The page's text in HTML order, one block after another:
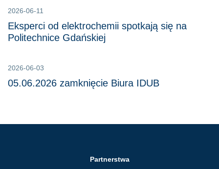
2026-06-11
Eksperci od elektrochemii spotkają się na
Politechnice Gdańskiej
2026-06-03
05.06.2026 zamknięcie Biura IDUB
Partnerstwa